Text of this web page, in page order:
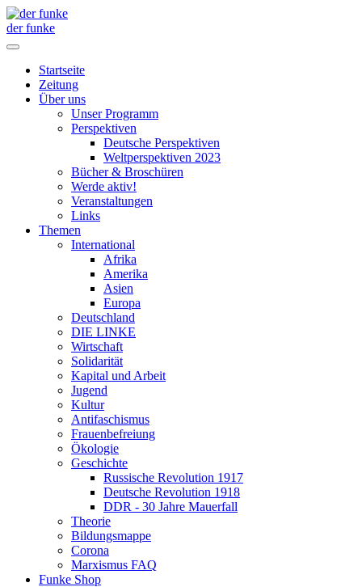
der funke
Startseite
Zeitung
Über uns
Unser Programm
Perspektiven
Deutsche Perspektiven
Weltperspektiven 2023
Bücher & Broschüren
Werde aktiv!
Veranstaltungen
Links
Themen
International
Afrika
Amerika
Asien
Europa
Deutschland
DIE LINKE
Wirtschaft
Solidarität
Kapital und Arbeit
Jugend
Kultur
Antifaschismus
Frauenbefreiung
Ökologie
Geschichte
Russische Revolution 1917
Deutsche Revolution 1918
DDR - 30 Jahre Mauerfall
Theorie
Bildungsmappe
Corona
Marxismus FAQ
Funke Shop